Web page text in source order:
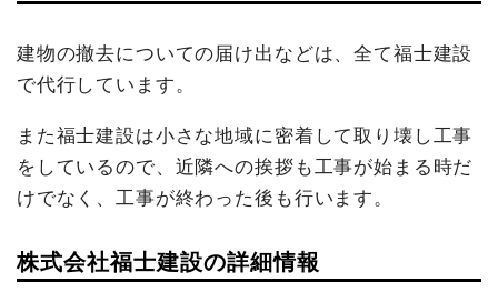
建物の撤去についての届け出などは、全て福士建設
で代行しています。
また福士建設は小さな地域に密着して取り壊し工事
をしているので、近隣への挨拶も工事が始まる時だ
けでなく、工事が終わった後も行います。
株式会社福士建設の詳細情報